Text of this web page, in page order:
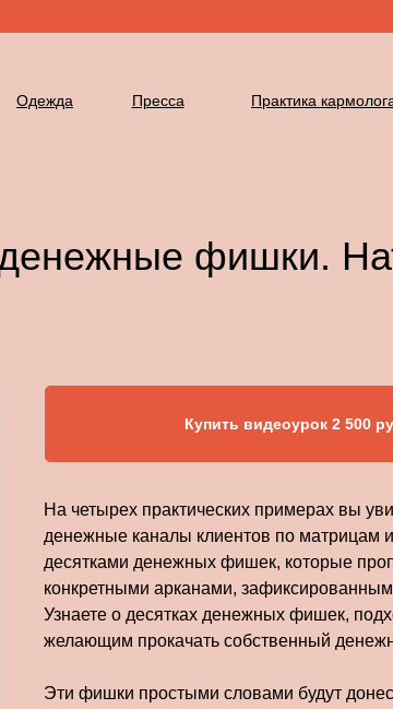
Одежда Пресса Практика
фишки.
Купить видеоурок 2 500
На четырех практических примерах вы
денежные каналы клиентов по матрицам
десятками денежных фишек, которые
конкретными арканами,
Узнаете о десятках денежных фишек,
желающим прокачать собственный
Эти фишки простыми словами будут